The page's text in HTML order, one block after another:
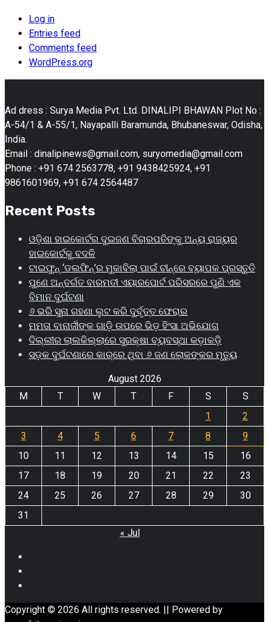
Log in
Entries feed
Comments feed
WordPress.org
Ad dress : Surya Media Pvt. Ltd. DINALIPI BHAWAN Plot No :
A-54/1 & A-55/1, Nayapalli Baramunda, Bhubaneswar, Odisha,
India.
Email : dinalipinews@gmail.com, suryomedia@gmail.com
Phone : +91 674 2563778, +91 9438425924, +91
9861601969, +91 674 2564487
Recent Posts
ଓଡ଼ିଶା ହାଇକୋର୍ଟର ଦୁଇଜଣ ବିଚାରପତିଙ୍କୁ ଅନ୍ୟ ରାଜ୍ୟର
ହାଇକୋର୍ଟକୁ ବଦଳି
ଟାଇଫୁନ୍ ‘ଡଲଫିନ୍’ର ମୁକାବିଲା ପାଇଁ ଚୀନ୍‌ରେ ବ୍ୟାପକ ପ୍ରସ୍ତୁତି
ପୁଣେ ଅନ୍ତର୍ଗତ ବାରମତୀ ଏୟାରପୋର୍ଟ ପରିସରରେ ପୁଣି ଏକ
ବିମାନ ଦୁର୍ଘଟଣା
୬ ଭରି ସୁନା ଗହଣା ଲୁଟ କରି ଦୁର୍ବୃତ୍ତ ଫେରାର
ମମତା ବାନାର୍ଜୀଙ୍କ ଗାଡ଼ି ଉପରେ ଭିଡ଼ ହିଂସା ଅଭିଯୋଗ
ଦିଲ୍ଲୀର ଲାଲକିଲ୍ଲାରେ ସୁରକ୍ଷା ବ୍ୟବସ୍ଥା କଡ଼ାକଡ଼ି
ସଡ଼କ ଦୁର୍ଘଟଣାରେ କାର୍‌ରେ ଥିବା ୬ ଜଣ ଲୋକଙ୍କର ମୃତ୍ୟୁ
August 2026
M
T W T F S
S
1
2
3
4 5 6 7 8
9
10
11 12 13 14 15
16
17
18 19 20 21 22
23
24
25 26 27 28 29
30
31
« Jul
Copyright © 2026 All rights reserved. || Powered by